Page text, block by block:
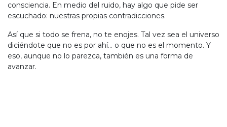
consciencia. En medio del ruido, hay algo que pide ser
escuchado: nuestras propias contradicciones.
Así que si todo se frena, no te enojes. Tal vez sea el universo
diciéndote que no es por ahí… o que no es el momento. Y
eso, aunque no lo parezca, también es una forma de
avanzar.